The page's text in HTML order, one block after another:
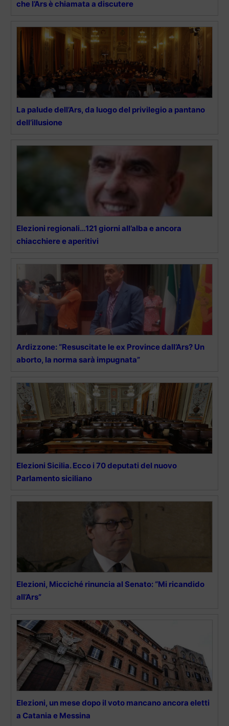
che l’Ars è chiamata a discutere
La palude dell’Ars, da luogo del privilegio a pantano
dell’illusione
Elezioni regionali…121 giorni all’alba e ancora
chiacchiere e aperitivi
Ardizzone: “Resuscitate le ex Province dall’Ars? Un
aborto, la norma sarà impugnata”
Elezioni Sicilia. Ecco i 70 deputati del nuovo
Parlamento siciliano
Elezioni, Micciché rinuncia al Senato: “Mi ricandido
all’Ars”
Elezioni, un mese dopo il voto mancano ancora eletti
a Catania e Messina